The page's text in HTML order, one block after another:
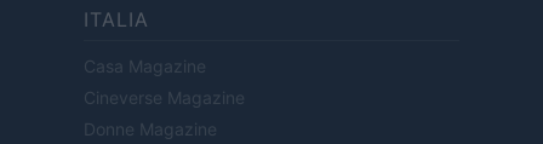
ITALIA
Casa Magazine
Cineverse Magazine
Donne Magazine